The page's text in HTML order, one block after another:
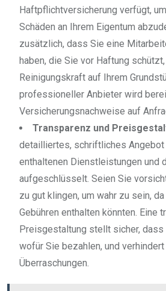
Haftpflichtversicherung verfügt,
Schäden an Ihrem Eigentum
zusätzlich, dass Sie eine
haben, die Sie vor Haftung
Reinigungskraft auf Ihrem
professioneller Anbieter wird
Versicherungsnachweise auf
Transparenz und
detailliertes, schriftliches Angebot
enthaltenen Dienstleistungen und
aufgeschlüsselt. Seien Sie
zu gut klingen, um wahr zu sein,
Gebühren enthalten könnten. Eine
Preisgestaltung stellt sicher, dass
wofür Sie bezahlen, und verhindert
Überraschungen.